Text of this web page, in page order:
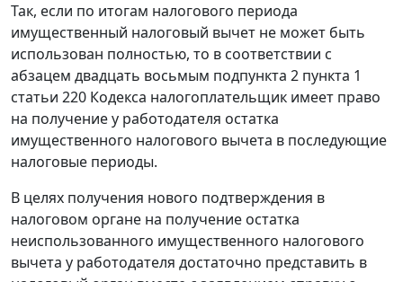
Так, если по итогам налогового периода
имущественный налоговый вычет не может быть
использован полностью, то в соответствии с
абзацем двадцать восьмым подпункта 2 пункта 1
статьи 220 Кодекса налогоплательщик имеет право
на получение у работодателя остатка
имущественного налогового вычета в последующие
налоговые периоды.
В целях получения нового подтверждения в
налоговом органе на получение остатка
неиспользованного имущественного налогового
вычета у работодателя достаточно представить в